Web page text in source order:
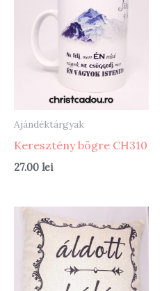
Ajándéktárgyak
Keresztény bögre CH310
27.00 lei